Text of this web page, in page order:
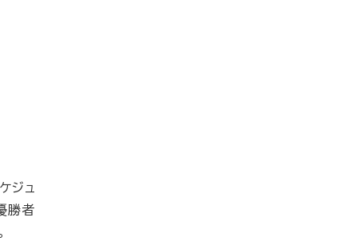
ジュ
勝者